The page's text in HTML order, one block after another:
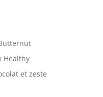
Healthy
et zeste